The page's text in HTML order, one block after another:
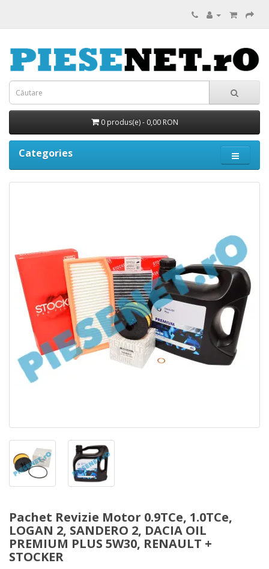
0 produs(e) - 0,00 RON
Categories
Pachet Revizie Motor 0.9TCe, 1.0TCe,
LOGAN 2, SANDERO 2, DACIA OIL
PREMIUM PLUS 5W30, RENAULT +
STOCKER